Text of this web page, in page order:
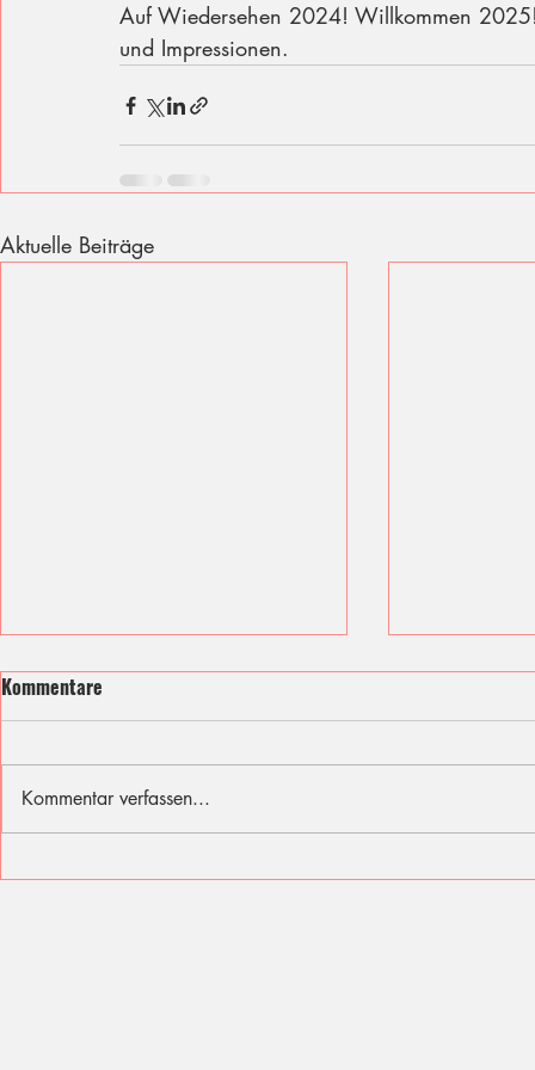
Auf Wiedersehen 2024! Willkommen
und Impressionen.
Aktuelle Beiträge
Ich fühle mit den Opfern des
Sommer,
Kommentare
Kommentar verfassen...